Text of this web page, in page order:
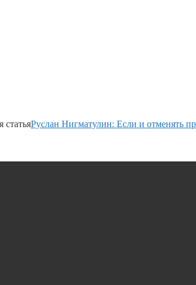
Руслан Нигматулин: Если и отменять